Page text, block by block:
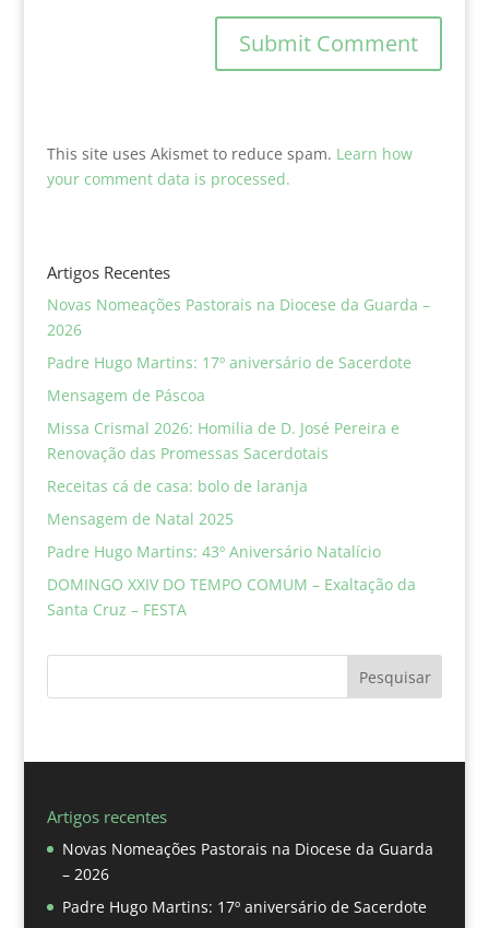
This site uses Akismet to reduce spam. Learn how
your comment data is processed.
Artigos Recentes
Novas Nomeações Pastorais na Diocese da Guarda –
2026
Padre Hugo Martins: 17º aniversário de Sacerdote
Mensagem de Páscoa
Missa Crismal 2026: Homilia de D. José Pereira e
Renovação das Promessas Sacerdotais
Receitas cá de casa: bolo de laranja
Mensagem de Natal 2025
Padre Hugo Martins: 43º Aniversário Natalício
DOMINGO XXIV DO TEMPO COMUM – Exaltação da
Santa Cruz – FESTA
Pesquisar
Artigos recentes
Novas Nomeações Pastorais na Diocese da Guarda
– 2026
Padre Hugo Martins: 17º aniversário de Sacerdote